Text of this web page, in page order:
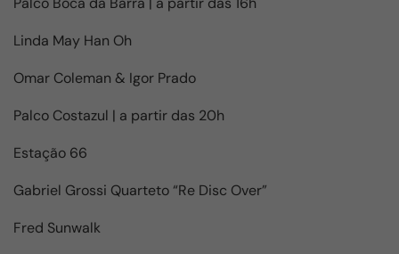
Linda May Han Oh
Omar Coleman & Igor Prado
Palco Costazul | a partir das 20h
Estação 66
Gabriel Grossi Quarteto “Re Disc Over”
Fred Sunwalk